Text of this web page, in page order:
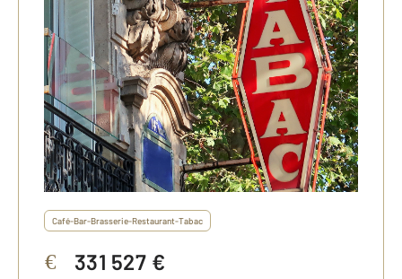
Café-Bar-Brasserie-Restaurant-Tabac
€ 331 527 €